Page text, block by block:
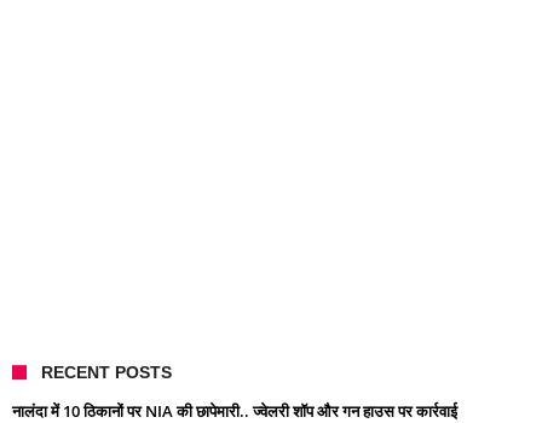
RECENT POSTS
नालंदा में 10 ठिकानों पर NIA की छापेमारी.. ज्वेलरी शॉप और गन हाउस पर कार्रवाई